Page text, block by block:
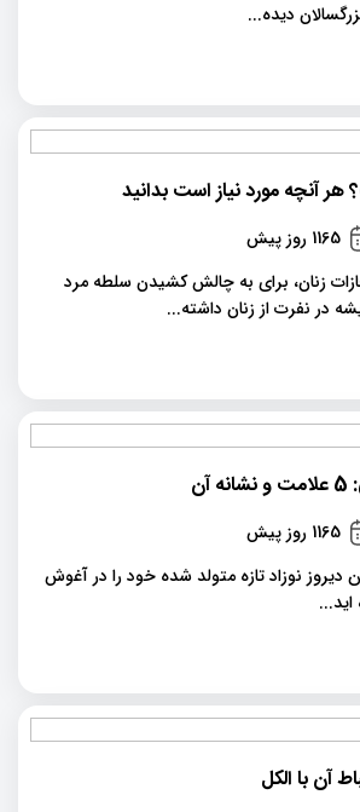
دیده...
آنچه مورد نیاز است بدانید
1165 روز پیش
زنان، برای به چالش کشیدن سلطه مرد
در نفرت از زنان داشته...
1165 روز پیش
نوزاد تازه متولد شده خود را در آغوش
آن با الکل